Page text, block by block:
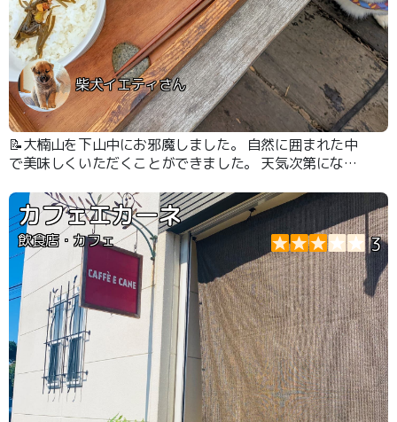
柴犬イエティさん
📝大楠山を下山中にお邪魔しました。 自然に囲まれた中
で美味しくいただくことができました。 天気次第になっ
の食事が心地良かったです。 犬連れでも快く受け入れて
いただき、広々と使わせていただけたのが嬉しいです。
カフェエカーネ
飲食店・カフェ 3